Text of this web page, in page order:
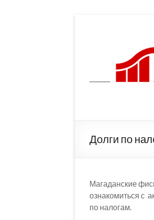
Долги по
Магаданские
ознакомиться с
по налогам.